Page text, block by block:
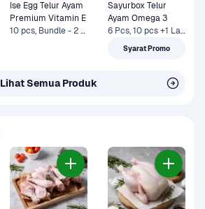
Ise Egg Telur Ayam
Premium Vitamin E
10 pcs, Bundle - 2 x 10 pcs*
Sayurbox Telur
Ayam Omega 3
6 Pcs, 10 pcs +1 Lainnya
Syarat Promo
Lihat Semua Produk